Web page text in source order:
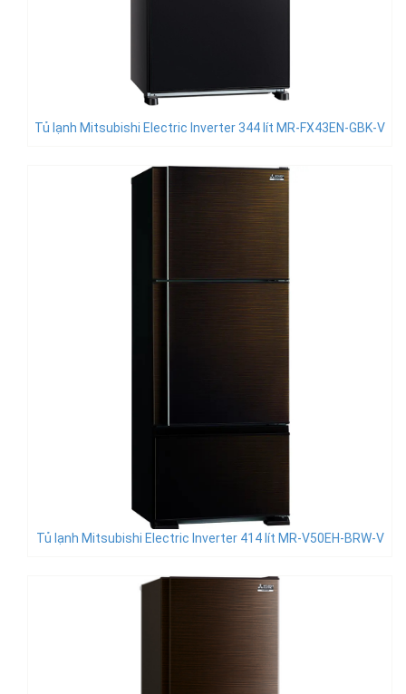
Tủ lạnh Mitsubishi Electric Inverter 344 lít MR-FX43EN-GBK-V
Tủ lạnh Mitsubishi Electric Inverter 414 lít MR-V50EH-BRW-V